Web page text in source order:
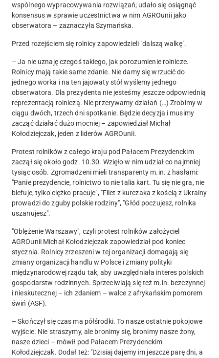
wspólnego wypracowywania rozwiązań; udało się osiągnąć
konsensus w sprawie uczestnictwa w nim AGROunii jako
obserwatora – zaznaczyła Szymańska.
Przed rozejściem się rolnicy zapowiedzieli "dalszą walkę".
– Ja nie uznaję czegoś takiego, jak porozumienie rolnicze.
Rolnicy mają takie same zdanie. Nie damy się wrzucić do
jednego worka i na ten jajowaty stół wyślemy jednego
obserwatora. Dla prezydenta nie jesteśmy jeszcze odpowiednią
reprezentacją rolniczą. Nie przerywamy działań (…) Zrobimy w
ciągu dwóch, trzech dni spotkanie. Będzie decyzja i musimy
zacząć działać dużo mocniej – zapowiedział Michał
Kołodziejczak, jeden z liderów AGROunii.
Protest rolników z całego kraju pod Pałacem Prezydenckim
zaczął się około godz. 10.30. Wzięło w nim udział co najmniej
tysiąc osób. Zgromadzeni mieli transparenty m.in. z hasłami:
"Panie prezydencie, rolnictwo to nie talia kart. Tu się nie gra, nie
blefuje, tylko ciężko pracuje", "Filet z kurczaka z kością z Ukrainy
prowadzi do zguby polskie rodziny", "Głód poczujesz, rolnika
uszanujesz".
"Oblężenie Warszawy", czyli protest rolników założyciel
AGROunii Michał Kołodziejczak zapowiedział pod koniec
stycznia. Rolnicy zrzeszeni w tej organizacji domagają się
zmiany organizacji handlu w Polsce i zmiany polityki
międzynarodowej rządu tak, aby uwzględniała interes polskich
gospodarstw rodzinnych. Sprzeciwiają się też m.in. bezczynnej
i nieskutecznej – ich zdaniem – walce z afrykańskim pomorem
świń (ASF).
– Skończył się czas ma półśrodki. To nasze ostatnie pokojowe
wyjście. Nie straszymy, ale bronimy się, bronimy nasze żony,
nasze dzieci – mówił pod Pałacem Prezydenckim
Kołodziejczak. Dodał też: "Dzisiaj dajemy im jeszcze parę dni, a